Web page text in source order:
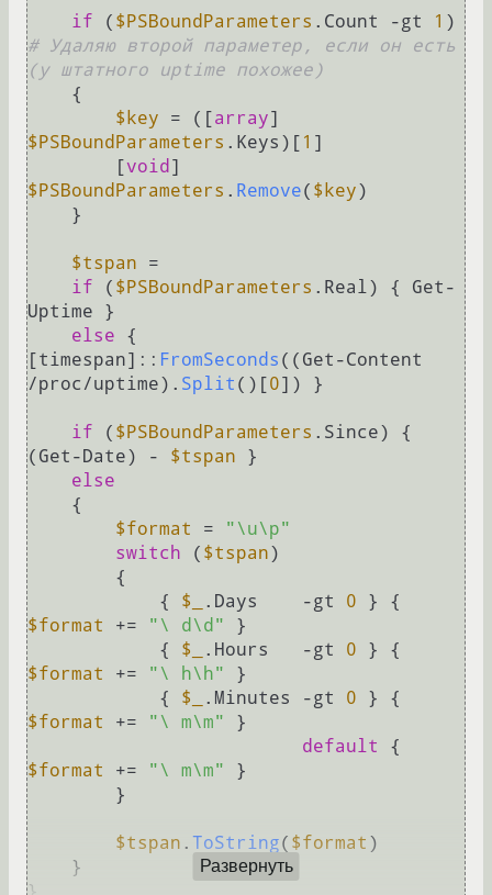
if ( $PSBoundParameters .Count -gt 1
)
# Удаляю второй параметер, если он есть
(у штатного uptime похожее)
$key = ([array
$PSBoundParameters .Keys)[ 1 ]
        [
void
$PSBoundParameters . Remove( $key)
$tspan =
if ( $PSBoundParameters .Real) { Get-
Uptime }
else {
[timespan]:: FromSeconds ((Get-Content
/proc/uptime). Split ()[0]) }
if ( $PSBoundParameters .Since) {
(Get-Date) - $tspan }
else
$format
=
"\u\p"
switch ( $tspan)
            {
$_ .Days    -gt 0
$format
+= "\ d\d"
}
            {
$_ .Hours   -gt 0
$format
+= "\ h\h"
}
            {
$_ .Minutes -gt 0
$format
+= "\ m\m"
}
default
$format
+= "\ m\m"
}
$tspan . ToString( $format )
Развернуть